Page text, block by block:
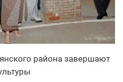
района завершают